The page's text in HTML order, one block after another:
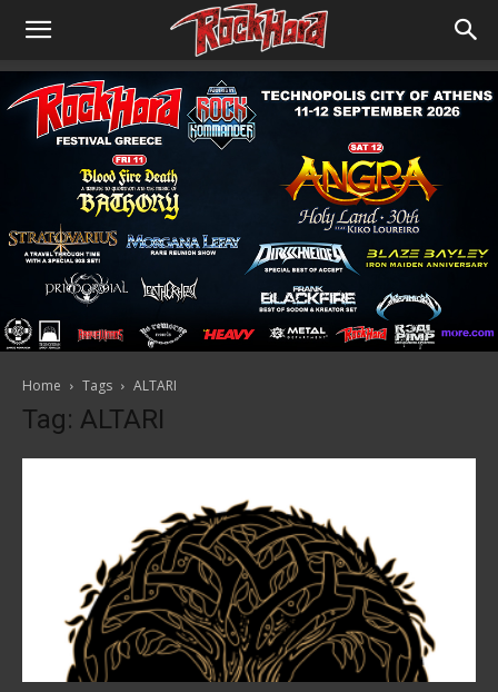
Home Tags ALTARI
Tag: ALTARI